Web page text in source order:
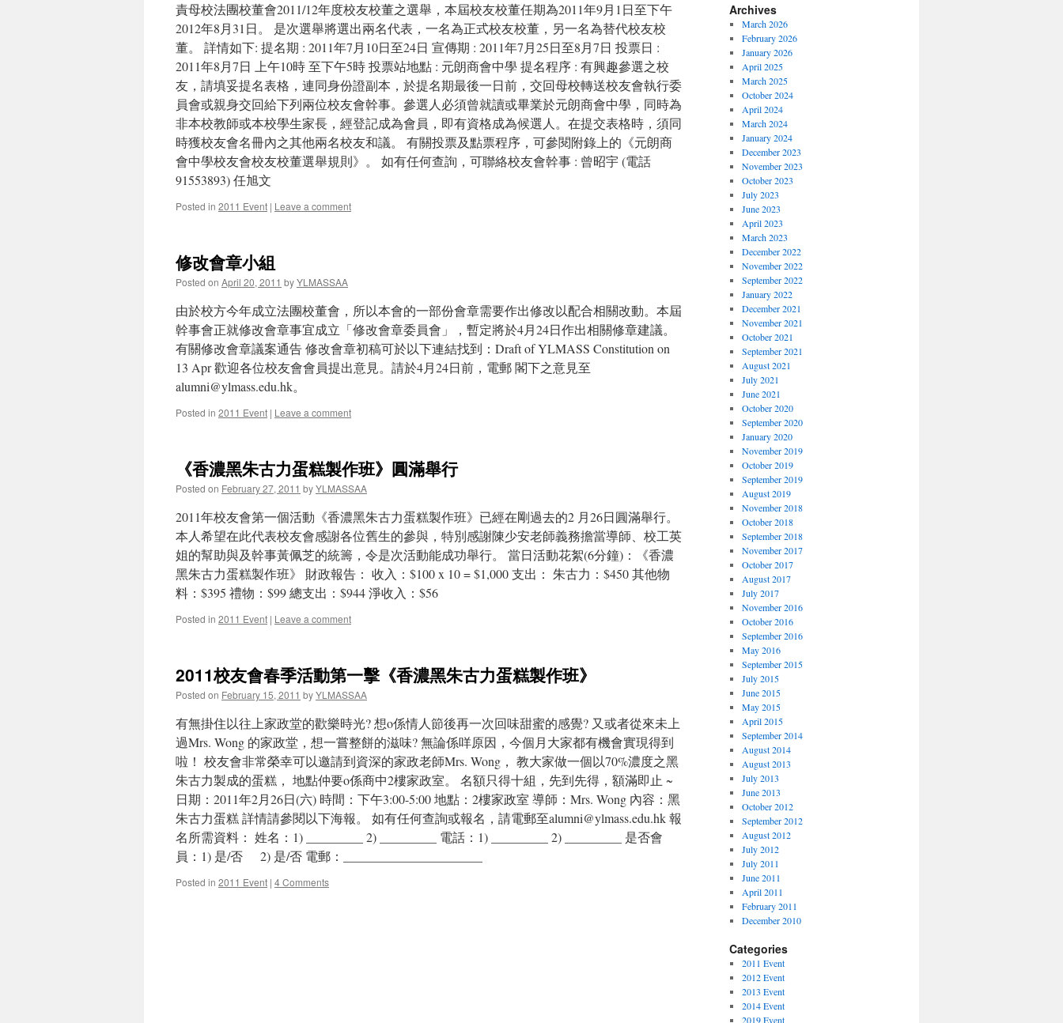
責母校法團校董會2011/12年度校友校董之選舉，本屆校友校董任期為2011年9月1日至下午
2012年8月31日。 是次選舉將選出兩名代表，一名為正式校友校董，另一名為替代校友校
董。 詳情如下: 提名期 : 2011年7月10日至24日 宣傳期 : 2011年7月25日至8月7日 投票日 :
2011年8月7日 上午10時 至下午5時 投票站地點 : 元朗商會中學 提名程序 : 有興趣參選之校
友，請填妥提名表格，連同身份證副本，於提名期最後一日前，交回母校轉送校友會執行委
員會或親身交回給下列兩位校友會幹事。參選人必須曾就讀或畢業於元朗商會中學，同時為
非本校教師或本校學生家長，經登記成為會員，即有資格成為候選人。在提交表格時，須同
時獲校友會名冊內之其他兩名校友和議。 有關投票及點票程序，可參閱附錄上的《元朗商
會中學校友會校友校董選舉規則》。 如有任何查詢，可聯絡校友會幹事 : 曾昭宇 (電話
91553893) 任旭文
Posted in 2011 Event | Leave a comment
修改會章小組
Posted on April 20, 2011 byYLMASSAA
由於校方今年成立法團校董會，所以本會的一部份會章需要作出修改以配合相關改動。本屆
幹事會正就修改會章事宜成立「修改會章委員會」，暫定將於4月24日作出相關修章建議。
有關修改會章議案通告 修改會章初稿可於以下連結找到：Draft of YLMASS Constitution on
13 Apr 歡迎各位校友會會員提出意見。請於4月24日前，電郵 閣下之意見至
alumni@ylmass.edu.hk。
Posted in 2011 Event | Leave a comment
《香濃黑朱古力蛋糕製作班》圓滿舉行
Posted on February 27, 2011 byYLMASSAA
2011年校友會第一個活動《香濃黑朱古力蛋糕製作班》已經在剛過去的2 月26日圓滿舉行。
本人希望在此代表校友會感謝各位舊生的參與，特別感謝陳少安老師義務擔當導師、校工英
姐的幫助與及幹事黃佩芝的統籌，令是次活動能成功舉行。 當日活動花絮(6分鐘)：《香濃
黑朱古力蛋糕製作班》 財政報告： 收入：$100 x 10 = $1,000 支出： 朱古力：$450 其他物
料：$395 禮物：$99 總支出：$944 淨收入：$56
Posted in 2011 Event | Leave a comment
2011校友會春季活動第一擊《香濃黑朱古力蛋糕製作班》
Posted on February 15, 2011 byYLMASSAA
有無掛住以往上家政堂的歡樂時光? 想o係情人節後再一次回味甜蜜的感覺? 又或者從來未上
過Mrs. Wong 的家政堂，想一嘗整餅的滋味? 無論係咩原因，今個月大家都有機會實現得到
啦！ 校友會非常榮幸可以邀請到資深的家政老師Mrs. Wong， 教大家做一個以70%濃度之黑
朱古力製成的蛋糕， 地點仲要o係商中2樓家政室。 名額只得十組，先到先得，額滿即止 ~
日期：2011年2月26日(六) 時間：下午3:00-5:00 地點：2樓家政室 導師：Mrs. Wong 內容：黑
朱古力蛋糕 詳情請參閱以下海報。 如有任何查詢或報名，請電郵至alumni@ylmass.edu.hk 報
名所需資料： 姓名：1) _________ 2) _________ 電話：1) _________ 2) _________ 是否會
員：1) 是/否 2) 是/否 電郵：______________________
Posted in 2011 Event | 4 Comments
Archives
March 2026
February 2026
January 2026
April 2025
March 2025
October 2024
April 2024
March 2024
January 2024
December 2023
November 2023
October 2023
July 2023
June 2023
April 2023
March 2023
December 2022
November 2022
September 2022
January 2022
December 2021
November 2021
October 2021
September 2021
August 2021
July 2021
June 2021
October 2020
September 2020
January 2020
November 2019
October 2019
September 2019
August 2019
November 2018
October 2018
September 2018
November 2017
October 2017
August 2017
July 2017
November 2016
October 2016
September 2016
May 2016
September 2015
July 2015
June 2015
May 2015
April 2015
September 2014
August 2014
August 2013
July 2013
June 2013
October 2012
September 2012
August 2012
July 2012
July 2011
June 2011
April 2011
February 2011
December 2010
Categories
2011 Event
2012 Event
2013 Event
2014 Event
2019 Event